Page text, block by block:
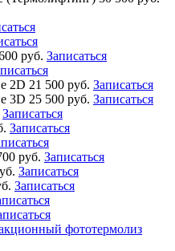
руб. Записаться
2D 21 500 руб. Записаться
3D 25 500 руб. Записаться
Записаться
Записаться
руб. Записаться
Записаться
Записаться
фототермолиз